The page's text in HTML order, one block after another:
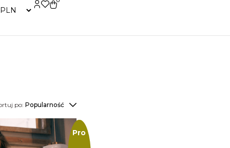
po:Popularność
Pro